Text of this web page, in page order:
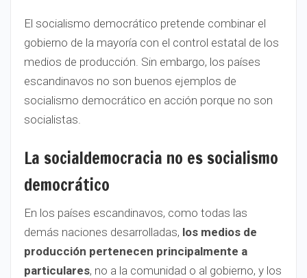
El socialismo democrático pretende combinar el
gobierno de la mayoría con el control estatal de los
medios de producción. Sin embargo, los países
escandinavos no son buenos ejemplos de
socialismo democrático en acción porque no son
socialistas.
La socialdemocracia no es socialismo
democrático
En los países escandinavos, como todas las
demás naciones desarrolladas, los medios de
producción pertenecen principalmente a
particulares, no a la comunidad o al gobierno, y los